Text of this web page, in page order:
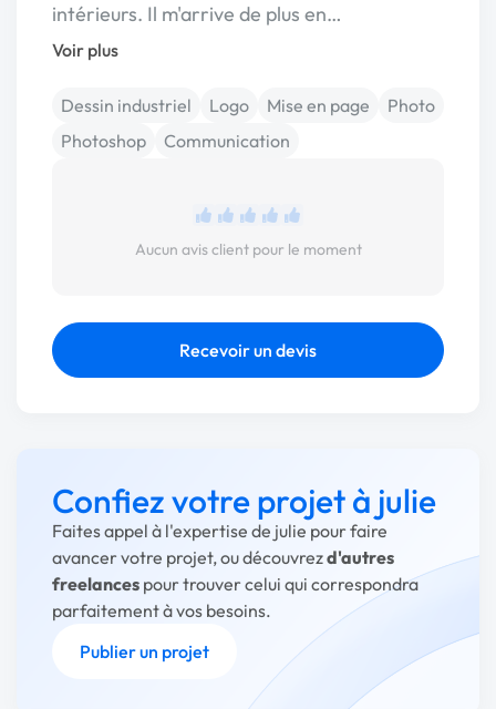
intérieurs. Il m'arrive de plus en…
Voir plus
Dessin industriel Logo Mise en page
Photo
Photoshop
Communication
Aucun avis client pour le moment
Recevoir un devis
Confiez votre projet à julie
Faites appel à l'expertise de julie pour faire
avancer votre projet, ou découvrezd'autres
freelances pour trouver celui qui correspondra
parfaitement à vos besoins.
Publier un projet